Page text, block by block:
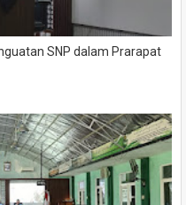
SNP dalam Prarapat